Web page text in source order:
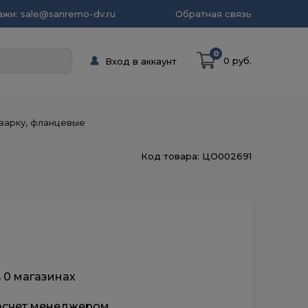
sale@sanremo-dv.ru Обратная связь
Вход в аккаунт
0
0 руб.
фланцевые
Код товара: ЦО002691
магазинах